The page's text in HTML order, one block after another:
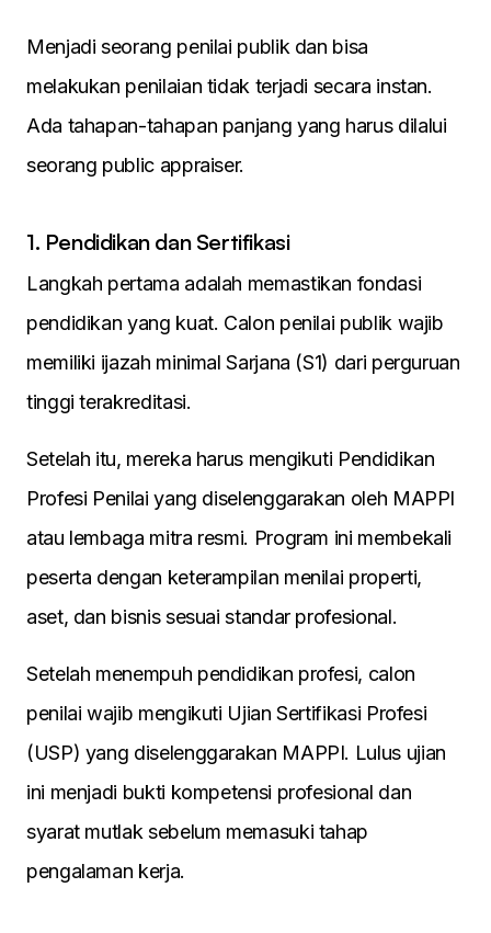
Menjadi seorang penilai publik dan bisa
melakukan penilaian tidak terjadi secara instan.
Ada tahapan-tahapan panjang yang harus dilalui
seorang public appraiser.
1. Pendidikan dan Sertifikasi
Langkah pertama adalah memastikan fondasi
pendidikan yang kuat. Calon penilai publik wajib
memiliki ijazah minimal Sarjana (S1) dari perguruan
tinggi terakreditasi.
Setelah itu, mereka harus mengikuti Pendidikan
Profesi Penilai yang diselenggarakan oleh MAPPI
atau lembaga mitra resmi. Program ini membekali
peserta dengan keterampilan menilai properti,
aset, dan bisnis sesuai standar profesional.
Setelah menempuh pendidikan profesi, calon
penilai wajib mengikuti Ujian Sertifikasi Profesi
(USP) yang diselenggarakan MAPPI. Lulus ujian
ini menjadi bukti kompetensi profesional dan
syarat mutlak sebelum memasuki tahap
pengalaman kerja.